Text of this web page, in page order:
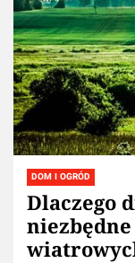
DOM I OGRÓD
Dlaczego